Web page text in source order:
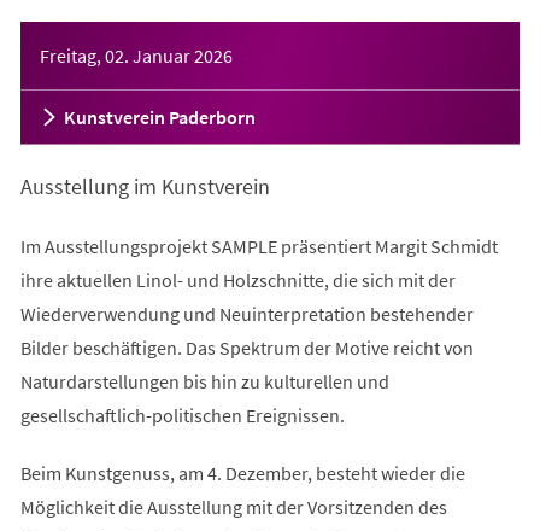
Freitag, 02. Januar 2026
Kunstverein Paderborn
Ausstellung im Kunstverein
Im Ausstellungsprojekt SAMPLE präsentiert Margit Schmidt
ihre aktuellen Linol- und Holzschnitte, die sich mit der
Wiederverwendung und Neuinterpretation bestehender
Bilder beschäftigen. Das Spektrum der Motive reicht von
Naturdarstellungen bis hin zu kulturellen und
gesellschaftlich-politischen Ereignissen.
Beim Kunstgenuss, am 4. Dezember, besteht wieder die
Möglichkeit die Ausstellung mit der Vorsitzenden des